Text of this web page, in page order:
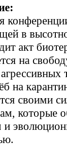
в
акт
на
на
своими
которые
и